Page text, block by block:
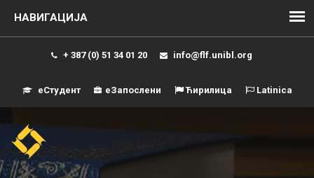
+ 387 (0) 51 34 01 20 info@flf.unibl.org
еСтудент еЗапослени Ћирилица Latinica